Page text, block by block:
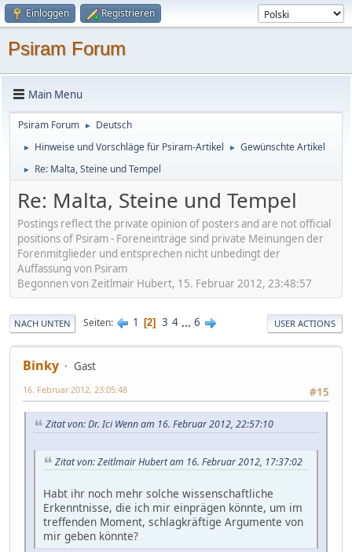
Einloggen Registrieren
Psiram Forum
Main Menu
Psiram Forum ► Deutsch
► Hinweise und Vorschläge für Psiram-Artikel ► Gewünschte Artikel
► Re: Malta, Steine und Tempel
Re: Malta, Steine und Tempel
Postings reflect the private opinion of posters and are not official
positions of Psiram - Foreneinträge sind private Meinungen der
Forenmitglieder und entsprechen nicht unbedingt der
Auffassung von Psiram
Begonnen von Zeitlmair Hubert, 15. Februar 2012, 23:48:57
NACH UNTEN Seiten 1 2 3 4 ... 6 USER ACTIONS
Binky
Gast
#15
16. Februar 2012, 23:05:48
Zitat von: Dr. Ici Wenn am 16. Februar 2012, 22:57:10
Zitat von: Zeitlmair Hubert am 16. Februar 2012, 17:37:02
Habt ihr noch mehr solche wissenschaftliche
Erkenntnisse, die ich mir einprägen könnte, um im
treffenden Moment, schlagkräftige Argumente von
mir geben könnte?